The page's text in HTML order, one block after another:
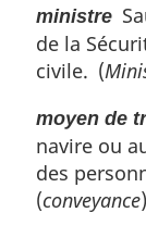
ministre
de la
civile. (
moyen de
navire ou
des
(conveyance)